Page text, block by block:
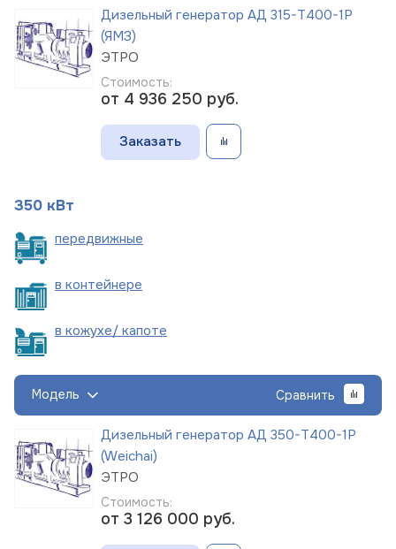
Дизельный генератор АД 315-Т400-1Р
(ЯМЗ)
ЭТРО
Стоимость:
от 4 936 250 руб.
Заказать
350 кВт
передвижные
в контейнере
в кожухе/ капоте
Модель Сравнить
Дизельный генератор АД 350-Т400-1Р
(Weichai)
ЭТРО
Стоимость:
от 3 126 000 руб.